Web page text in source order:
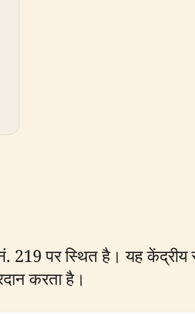
नं. 219 पर स्थित है। यह
करता है।